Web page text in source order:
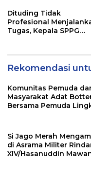
Jakarta
Dituding Tidak
Profesional
Tugas, Kepala SPPG
Rekomendasi
Komunitas Pemuda
Masyarakat Adat
Bersama Pemuda Lingkar
Jarang
Si Jago Merah
di Asrama Militer
XIV/Hasanuddin